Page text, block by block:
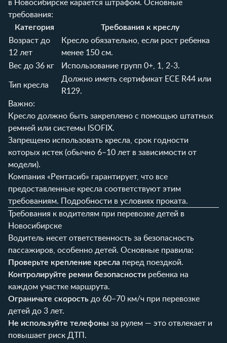
в Новосибирске карается штрафом. Основные
требования:
Категория
Требования к креслу
Возраст до
12 лет
Кресло обязательно, если рост ребенка
менее 150 см.
Вес до 36 кг
Использование групп 0+, 1, 2-3.
Тип кресла
Должно иметь сертификат ECE R44 или
R129.
Важно:
Кресло должно быть закреплено с помощью штатных
ремней или системы ISOFIX.
Запрещено использовать кресла, срок годности
которых истек (обычно 6–10 лет в зависимости от
модели).
Компания «Рентасиб» гарантирует, что все
предоставленные кресла соответствуют этим
требованиям. Подробности в условиях проката.
Требования к водителям при перевозке детей в
Новосибирске
Водитель несет ответственность за безопасность
пассажиров, особенно детей. Основные правила:
Проверьте крепление кресла перед поездкой.
Контролируйте ремни безопасности ребенка на
каждом участке маршрута.
Ограничьте скорость до 60–70 км/ч при перевозке
детей до 3 лет.
Не используйте телефоны за рулем — это отвлекает и
повышает риск ДТП.